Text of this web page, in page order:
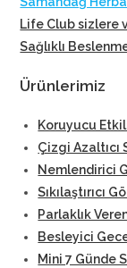
Life Club sizlere
Sağlıklı
Ürünlerimiz
Koruyucu
Çizgi Azaltıcı
Nemlendirici
Sıkılaştırıcı
Parlaklık
Besleyici
Mini 7 Günde